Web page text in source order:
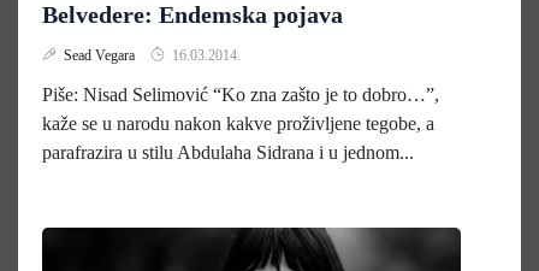
Belvedere: Endemska pojava
Sead Vegara 16.03.2014.
Piše: Nisad Selimović “Ko zna zašto je to dobro…”,
kaže se u narodu nakon kakve proživljene tegobe, a
parafrazira u stilu Abdulaha Sidrana i u jednom...